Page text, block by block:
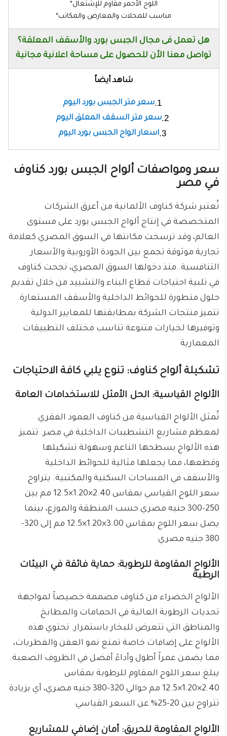
اللوح الأحمر مقاوم للإشتعال*
مناسب للمحلات والمعارض والمكاتب*
هل تعمل فى مجال الجبس بورد والأسقف المعلقة؟
تواصل معنا الأن للحصول على مساحة اعلانية مجانية
شاهد أيضاً
سعر متر الجبس بورد اليوم
سعر متر السقف المعلق اليوم
اسعار الواح الجبس بورد اليوم
سعر ومواصفات ألواح الجبس بورد كناوف
في مصر
تُعتبر شركة كناوف الألمانية من أعرق الشركات
المتخصصة في إنتاج ألواح الجبس بورد على مستوى
العالم، وقد ترسخت مكانتها في السوق المصري كعلامة
تجارية موثوقة تجمع بين الجودة الأوروبية والأسعار
التنافسية. منذ دخولها السوق المصري، نجحت كناوف
في تلبية احتياجات قطاع البناء والتشييد من خلال تقديم
حلول متطورة للحوائط الداخلية والأسقف المستعارة.
تتميز منتجات الشركة بمطابقتها للمعايير الدولية
وتوفيرها لخيارات متنوعة تناسب مختلف التطبيقات
المعمارية
تشكيلة ألواح كناوف: تنوع يلبي كافة الاحتياجات
الألواح القياسية: الحل الأمثل للاستخدامات العامة
تُمثل الألواح القياسية من كناوف العمود الفقري
لمعظم مشاريع التشطيبات الداخلية في مصر. تتميز
هذه الألواح بسطحها الناعم وسهولة تشكيلها
وقطعها، مما يجعلها مثالية للحوائط الداخلية
والأسقف في المساحات السكنية والمكتبية. يتراوح
سعر اللوح القياسي بمقاس 2.40×1.20×12.5 مم بين
250-300 جنيه مصري حسب المنطقة والموزع، بينما
يصل سعر اللوح بمقاس 3.00×1.20×12.5 مم إلى 320-
380 جنيه مصري
الألواح المقاومة للرطوبة: حماية فائقة في البيئات
الرطبة
الألواح الخضراء من كناوف مصممة خصيصاً لمواجهة
تحديات الرطوبة العالية في الحمامات والمطابخ
والمناطق التي تتعرض للبخار باستمرار. تحتوي هذه
الألواح على إضافات خاصة تمنع نمو العفن والفطريات،
مما يضمن عمراً أطول وأداءً أفضل في الظروف الصعبة.
يبلغ سعر اللوح المقاوم للرطوبة بمقاس
2.40×1.20×12.5 مم حوالي 320-380 جنيه مصري، أي بزيادة
تتراوح بين 20-25% عن السعر القياسي
الألواح المقاومة للحريق: أمان إضافي للمشاريع